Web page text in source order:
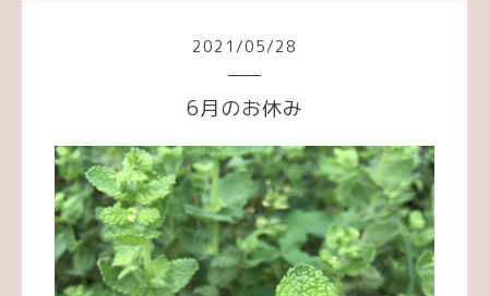
2021 /05/28
6月のお休み